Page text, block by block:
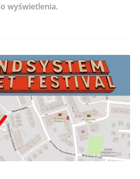
dane w tej przeglądarce podczas
komentarzy.
wyświetlenia.